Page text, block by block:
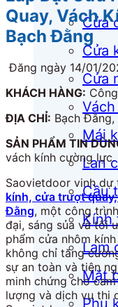
Cửa
Cửa
Cửa
Mái
Lan
Cầu
Kính
Lam
Mặt
Quay, Vách
Bạch Đằng
Đăng ngày 14/01/
KHÁCH HÀNG:
ĐỊA CHỈ: Bạch Đằng,
SẢN PHẨM TIN
vách kính cường lực.
Saovietdoor vinh dự
kính, cửa trượt
Đằng, một công
đại, sáng sủa và tối
phẩm cửa nhôm
không chỉ tăng
sự an toàn và tiện
minh chứng cho
lượng và dịch vụ thi